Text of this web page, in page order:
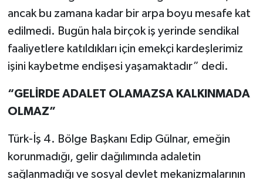
ancak bu zamana kadar bir arpa boyu mesafe kat
edilmedi. Bugün hala birçok iş yerinde sendikal
faaliyetlere katıldıkları için emekçi kardeşlerimiz
işini kaybetme endişesi yaşamaktadır” dedi.
“GELİRDE ADALET OLAMAZSA KALKINMADA
OLMAZ”
Türk-İş 4. Bölge Başkanı Edip Gülnar, emeğin
korunmadığı, gelir dağılımında adaletin
sağlanmadığı ve sosyal devlet mekanizmalarının